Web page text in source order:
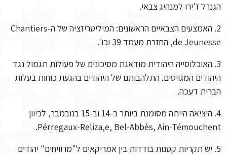
הגנרל ז'ירו למנהיג צבאי.
2. האמצעים הצבאיים הראשונים: המיליטריזציה של ה-Chantiers
de Jeunesse, החזרת מעמד 39 וכו'.
3. האוכלוסייה היהודית מודאגת מסיכונים של פעולות תגמול נגד
היהודים המגויסים. התלהבותם של היהודים בהגעת כוחות בעלות
הברית דעכה.
4. היציאה הייתה מסומנת ביותר ב-14 וב-15 בנובמבר, לכיוון
Pérregaux-Reliza,e, Bel-Abbès, Ain-Témouchent.
5. יש תקריות קטנות בודדות בין אמריקאים ל"מרוויחים" יהודים